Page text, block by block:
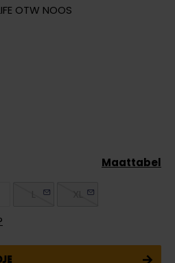
OTW NOOS
Maattabel